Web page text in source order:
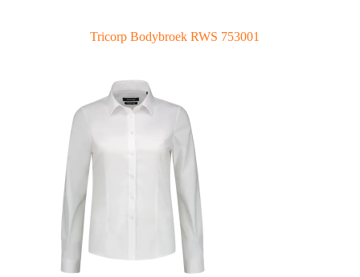
Tricorp Bodybroek RWS 753001